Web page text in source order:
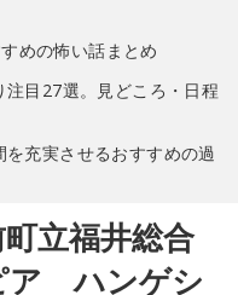
めの怖い話まとめ
注目27選。見どころ・日程
を充実させるおすすめの過
町立福井総合
ア ハンゲシ